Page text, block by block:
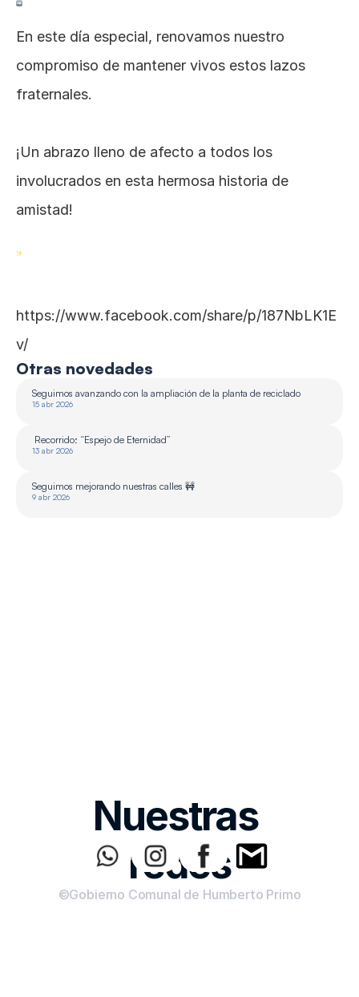
Otras novedades
Seguimos avanzando con la ampliación de la planta de reciclado
15 abr 2026
Recorrido: “Espejo de Eternidad”
13 abr 2026
Seguimos mejorando nuestras calles 🚧
9 abr 2026
En este día especial, renovamos nuestro
compromiso de mantener vivos estos lazos
fraternales.
¡Un abrazo lleno de afecto a todos los
involucrados en esta hermosa historia de
amistad!
https://www.facebook.com/share/p/187NbLK1E
v/
Nuestras
redes
©Gobierno Comunal de Humberto Primo